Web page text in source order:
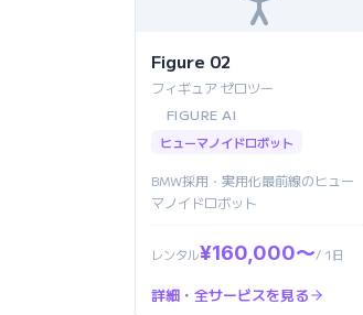
Figure 02
フィギュア ゼロツー
FIGURE AI
ヒューマノイドロボット
BMW採用・実用化最前線のヒュー
マノイドロボット
レンタル¥160,000〜/ 1日
詳細・全サービスを見る